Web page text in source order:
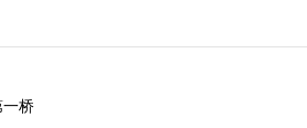
一桥